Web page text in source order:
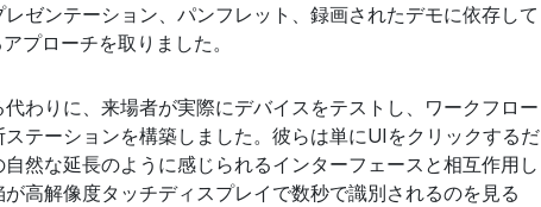
ゼンテーション、パンフレット、録画されたデモに依存して
プローチを取りました。
わりに、来場者が実際にデバイスをテストし、ワークフロー
テーションを構築しました。彼らは単にUIをクリックするだ
然な延長のように感じられるインターフェースと相互作用し
高解像度タッチディスプレイで数秒で識別されるのを見る